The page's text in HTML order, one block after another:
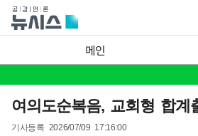
메인
여의도순복음, 교회형 합
기사등록 2026/07/09 17:16:00